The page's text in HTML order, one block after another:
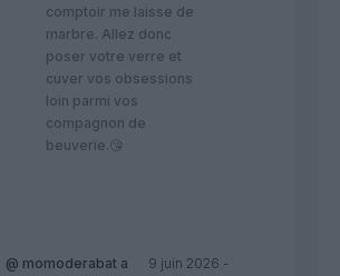
comptoir me laisse de
marbre. Allez donc
poser votre verre et
cuver vos obsessions
loin parmi vos
compagnon de
beuverie.😘
@ momoderabat a
9 juin 2026 -